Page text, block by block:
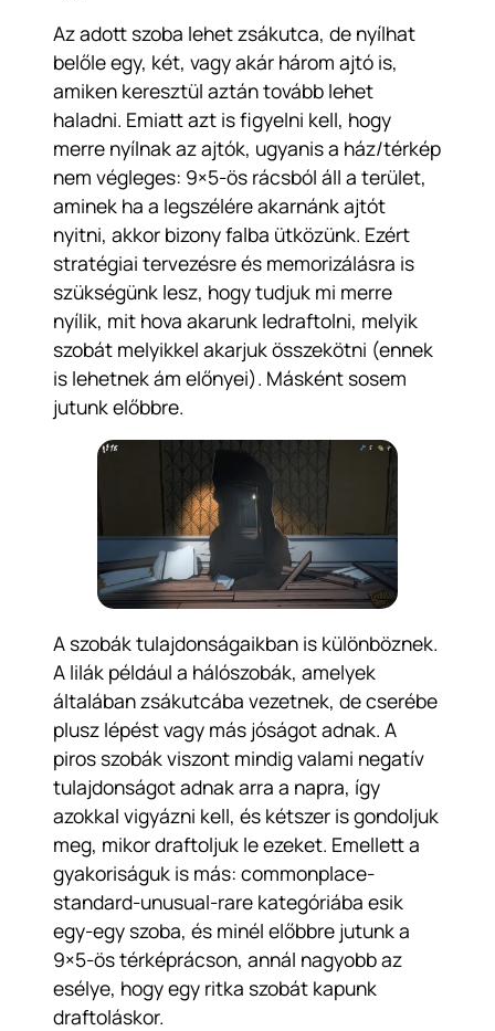
Az adott szoba lehet zsákutca, de nyílhat
belőle egy, két, vagy akár három ajtó is,
amiken keresztül aztán tovább lehet
haladni. Emiatt azt is figyelni kell, hogy
merre nyílnak az ajtók, ugyanis a ház/térkép
nem végleges: 9×5-ös rácsból áll a terület,
aminek ha a legszélére akarnánk ajtót
nyitni, akkor bizony falba ütközünk. Ezért
stratégiai tervezésre és memorizálásra is
szükségünk lesz, hogy tudjuk mi merre
nyílik, mit hova akarunk ledraftolni, melyik
szobát melyikkel akarjuk összekötni (ennek
is lehetnek ám előnyei). Másként sosem
jutunk előbbre.
A szobák tulajdonságaikban is különböznek.
A lilák például a hálószobák, amelyek
általában zsákutcába vezetnek, de cserébe
plusz lépést vagy más jóságot adnak. A
piros szobák viszont mindig valami negatív
tulajdonságot adnak arra a napra, így
azokkal vigyázni kell, és kétszer is gondoljuk
meg, mikor draftoljuk le ezeket. Emellett a
gyakoriságuk is más: commonplace-
standard-unusual-rare kategóriába esik
egy-egy szoba, és minél előbbre jutunk a
9×5-ös térképrácson, annál nagyobb az
esélye, hogy egy ritka szobát kapunk
draftoláskor.